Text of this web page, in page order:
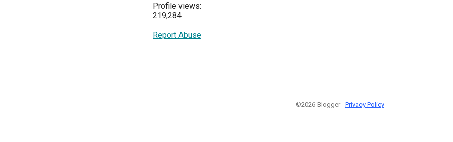
Profile views:
219,284
Report Abuse
©2026 Blogger - Privacy Policy